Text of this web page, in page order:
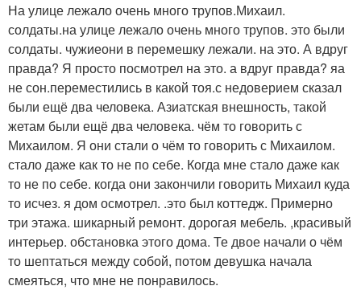
На улице лежало очень много трупов.Михаил.
солдаты.на улице лежало очень много трупов. это были
солдаты. чужиеони в перемешку лежали. на это. А вдруг
правда? Я просто посмотрел на это. а вдруг правда? яа
не сон.переместились в какой тоя.с недоверием сказал
были ещё два человека. Азиатская внешность, такой
жетам были ещё два человека. чём то говорить с
Михаилом. Я они стали о чём то говорить с Михаилом.
стало даже как то не по себе. Когда мне стало даже как
то не по себе. когда они закончили говорить Михаил куда
то исчез. я дом осмотрел. .это был коттедж. Примерно
три этажа. шикарный ремонт. дорогая мебель. ,красивый
интерьер. обстановка этого дома. Те двое начали о чём
то шептаться между собой, потом девушка начала
смеяться, что мне не понравилось.